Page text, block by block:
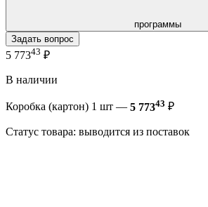
программы
Задать вопрос
5 77343 ₽
В наличии
Коробка (картон) 1 шт — 5 77343 ₽
Статус товара: выводится из поставок